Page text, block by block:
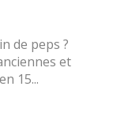
de peps ?
et
15...